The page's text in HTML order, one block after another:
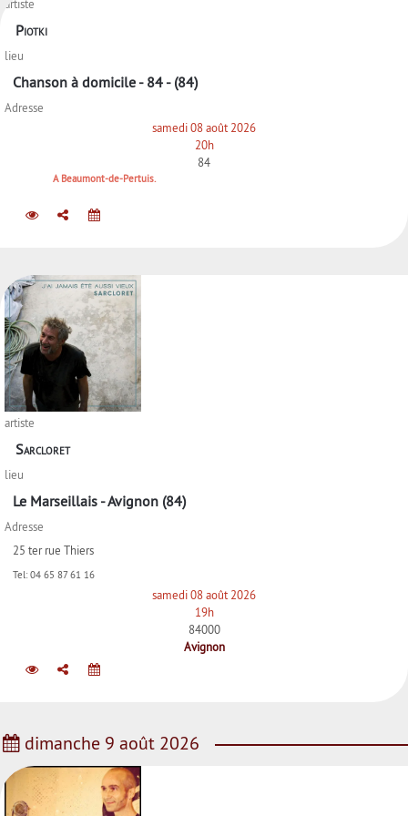
artiste
Piotki
lieu
Chanson à domicile - 84 - (84)
Adresse
samedi 08 août 2026
20h
84
A Beaumont-de-Pertuis.
artiste
Sarcloret
lieu
Le Marseillais - Avignon (84)
Adresse
25 ter rue Thiers
Tel: 04 65 87 61 16
samedi 08 août 2026
19h
84000
Avignon
dimanche 9 août 2026